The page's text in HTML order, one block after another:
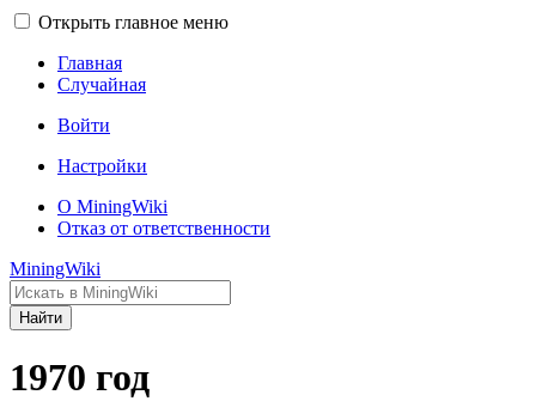
Открыть главное меню
Главная
Случайная
Войти
Настройки
О MiningWiki
Отказ от ответственности
MiningWiki
Найти
1970 год